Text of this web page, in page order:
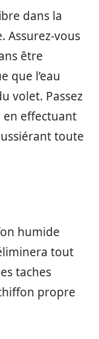
dans la
Assurez-vous
être
que l’eau
volet. Passez
en effectuant
toute
humide
tout
taches
propre